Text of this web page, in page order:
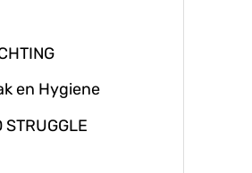
en Hygiene